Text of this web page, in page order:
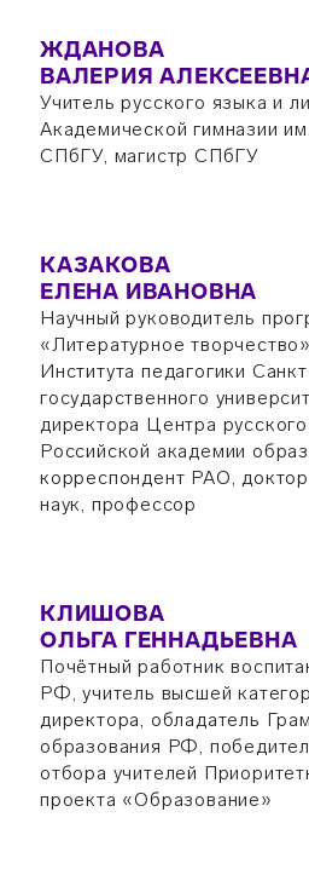
ЖДАНОВА
ВАЛЕРИЯ
Учитель русского языка и
Академической гимназии
СПбГУ, магистр СПбГУ
КАЗАКОВА
ЕЛЕНА ИВАНОВНА
Научный руководитель
«Литературное
Института педагогики
государственного
директора Центра
Российской академии
корреспондент РАО, доктор
наук, профессор
КЛИШОВА
ОЛЬГА ГЕННАДЬЕВНА
Почётный работник
РФ, учитель высшей
директора, обладатель
образования РФ,
отбора учителей
проекта «Образование»